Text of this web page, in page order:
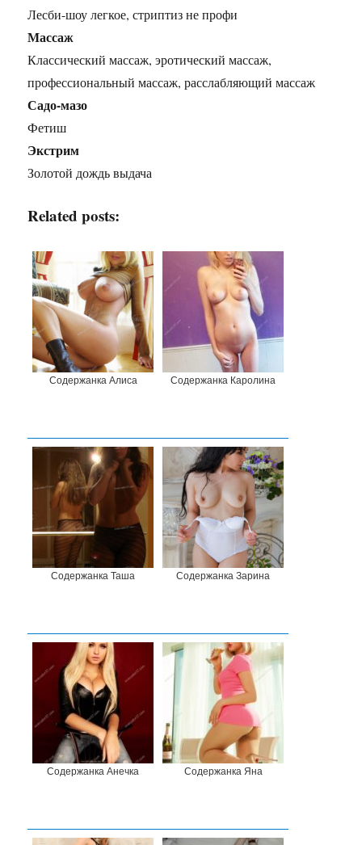
Лесби-шоу легкое, стриптиз не профи
Массаж
Классический массаж, эротический массаж,
профессиональный массаж, расслабляющий массаж
Садо-мазо
Фетиш
Экстрим
Золотой дождь выдача
Related posts:
Содержанка Алиса Содержанка Каролина
Содержанка Таша Содержанка Зарина
Содержанка Анечка Содержанка Яна